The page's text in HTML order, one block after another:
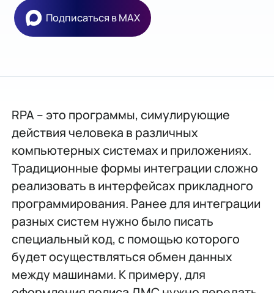
Подписаться в MAX
RPA – это программы, симулирующие
действия человека в различных
компьютерных системах и приложениях.
Традиционные формы интеграции сложно
реализовать в интерфейсах прикладного
программирования. Ранее для интеграции
разных систем нужно было писать
специальный код, с помощью которого
будет осуществляться обмен данных
между машинами. К примеру, для